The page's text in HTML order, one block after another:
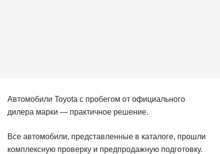
Автомобили Toyota с пробегом от официального
дилера марки — практичное решение.
Все автомобили, представленные в каталоге, прошли
комплексную проверку и предпродажную подготовку.